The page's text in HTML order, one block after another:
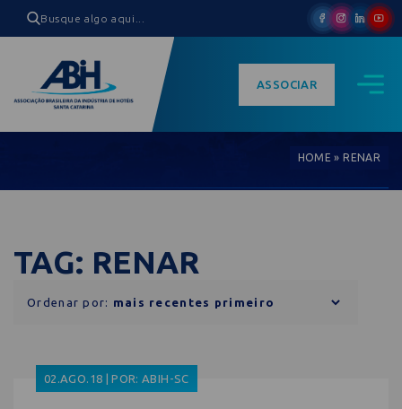
ASSOCIAR
HOME »RENAR
TAG: RENAR
Ordenar por:
02.AGO.18 | POR: ABIH-SC